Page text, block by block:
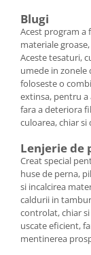
Blugi
Acest program a
materiale
Aceste tesaturi,
umede in zonele
foloseste o
extinsa, pentru a
fara a deteriora
culoarea, chiar
Lenjerie de
Creat special
huse de perna,
si incalcirea
caldurii in
controlat, chiar
uscate eficient,
mentinerea